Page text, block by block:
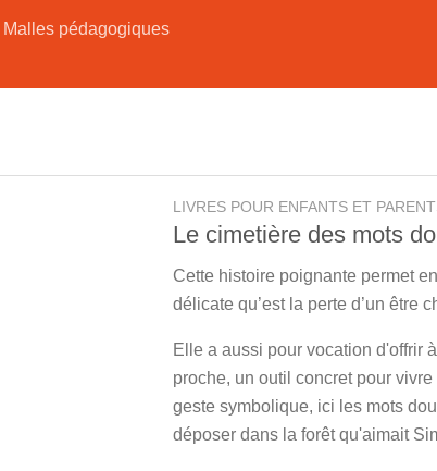
Malles pédagogiques
LIVRES POUR ENFANTS ET
Le cimetière des mots
Cette histoire poignante permet
délicate qu’est la perte d’un être
Elle a aussi pour vocation d'offrir
proche, un outil concret pour
geste symbolique, ici les mots
déposer dans la forêt qu'aimait